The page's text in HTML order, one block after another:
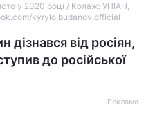
у 2020 році / Колаж: УНІАН,
kyrylo.budanov.official
дізнався від росіян,
до російської
Реклама